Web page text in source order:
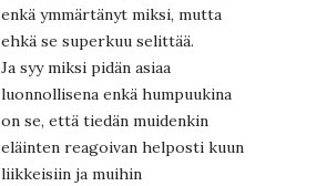
enkä ymmärtänyt miksi, mutta
ehkä se superkuu selittää.
Ja syy miksi pidän asiaa
luonnollisena enkä humpuukina
on se, että tiedän muidenkin
eläinten reagoivan helposti kuun
liikkeisiin ja muihin